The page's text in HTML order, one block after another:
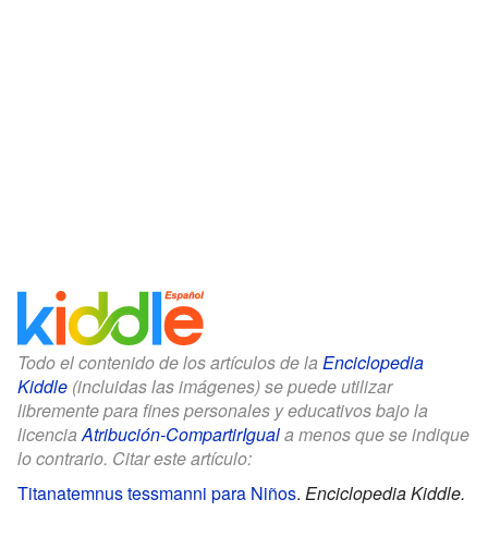
Todo el contenido de los artículos de la Enciclopedia
Kiddle (incluidas las imágenes) se puede utilizar
libremente para fines personales y educativos bajo la
licenciaAtribución-CompartirIguala menos que se indique
lo contrario. Citar este artículo:
Titanatemnus tessmanni para Niños. Enciclopedia Kiddle.